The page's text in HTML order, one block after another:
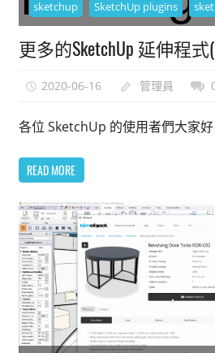
sketchup SketchUp plugins
更多的SketchUp 延伸程
2020-06-16 管理員
各位 SketchUp 的使用者們大家好
READ MORE